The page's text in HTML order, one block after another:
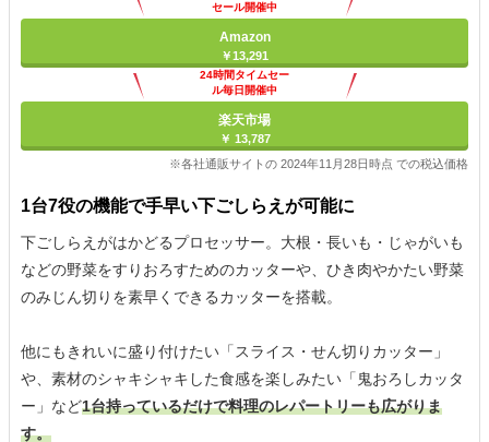
セール開催中
Amazon
￥13,291
24時間タイムセー
ル毎日開催中
楽天市場
￥ 13,787
※各社通販サイトの 2024年11月28日時点 での税込価格
1台7役の機能で手早い下ごしらえが可能に
下ごしらえがはかどるプロセッサー。大根・長いも・じゃがいも
などの野菜をすりおろすためのカッターや、ひき肉やかたい野菜
のみじん切りを素早くできるカッターを搭載。
他にもきれいに盛り付けたい「スライス・せん切りカッター」
や、素材のシャキシャキした食感を楽しみたい「鬼おろしカッタ
ー」など1台持っているだけで料理のレパートリーも広がりま
す。